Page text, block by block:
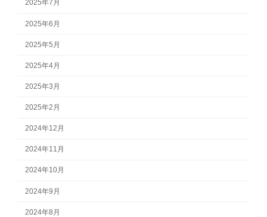
2025年7月
2025年6月
2025年5月
2025年4月
2025年3月
2025年2月
2024年12月
2024年11月
2024年10月
2024年9月
2024年8月